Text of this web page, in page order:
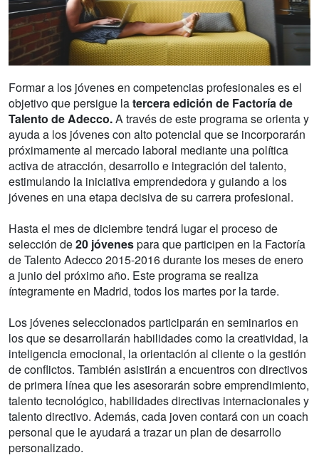
Formar a los jóvenes en competencias profesionales es el
objetivo que persigue latercera edición de Factoría de
Talento de Adecco.A través de este programa se orienta y
ayuda a los jóvenes con alto potencial que se incorporarán
próximamente al mercado laboral mediante una política
activa de atracción, desarrollo e integración del talento,
estimulando la iniciativa emprendedora y guiando a los
jóvenes en una etapa decisiva de su carrera profesional.
Hasta el mes de diciembre tendrá lugar el proceso de
selección de20 jóvenespara que participen en la Factoría
de Talento Adecco 2015-2016 durante los meses de enero
a junio del próximo año. Este programa se realiza
íntegramente en Madrid, todos los martes por la tarde.
Los jóvenes seleccionados participarán en seminarios en
los que se desarrollarán habilidades como la creatividad, la
inteligencia emocional, la orientación al cliente o la gestión
de conflictos. También asistirán a encuentros con directivos
de primera línea que les asesorarán sobre emprendimiento,
talento tecnológico, habilidades directivas internacionales y
talento directivo. Además, cada joven contará con un coach
personal que le ayudará a trazar un plan de desarrollo
personalizado.